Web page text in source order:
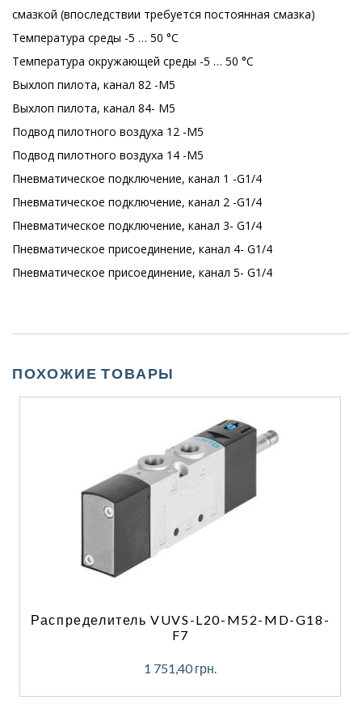
смазкой (впоследствии требуется постоянная смазка)
Температура среды -5 … 50 °C
Температура окружающей среды -5 … 50 °C
Выхлоп пилота, канал 82 -M5
Выхлоп пилота, канал 84- M5
Подвод пилотного воздуха 12 -M5
Подвод пилотного воздуха 14 -M5
Пневматическое подключение, канал 1 -G1/4
Пневматическое подключение, канал 2 -G1/4
Пневматическое подключение, канал 3- G1/4
Пневматическое присоединение, канал 4- G1/4
Пневматическое присоединение, канал 5- G1/4
ПОХОЖИЕ ТОВАРЫ
Распределитель VUVS-L20-M52-MD-G18-
F7
1 751,40грн.